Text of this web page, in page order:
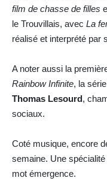
film de chasse de filles
le Trouvillais, avec La
réalisé et interprété par
A noter aussi la
Rainbow Infinite, la
Thomas Lesourd,
sociaux.
Coté musique, encore
semaine. Une
mot émergence.